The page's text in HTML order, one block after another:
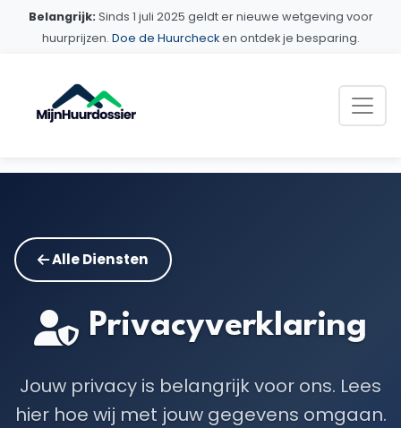
Belangrijk: Sinds 1 juli 2025 geldt er nieuwe wetgeving voor
huurprijzen. Doe de Huurchecken ontdek je besparing.
Alle Diensten
Privacyverklaring
Jouw privacy is belangrijk voor ons. Lees
hier hoe wij met jouw gegevens omgaan.